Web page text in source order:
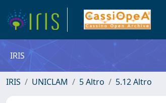
IRIS
IRIS UNICLAM 5 Altro 5.12 Altro